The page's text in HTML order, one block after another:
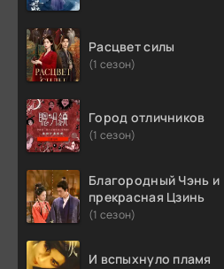
Расцвет силы
(1 сезон)
Город отличников
(1 сезон)
Благородный Чэнь и
прекрасная Цзинь
(1 сезон)
И вспыхнуло пламя